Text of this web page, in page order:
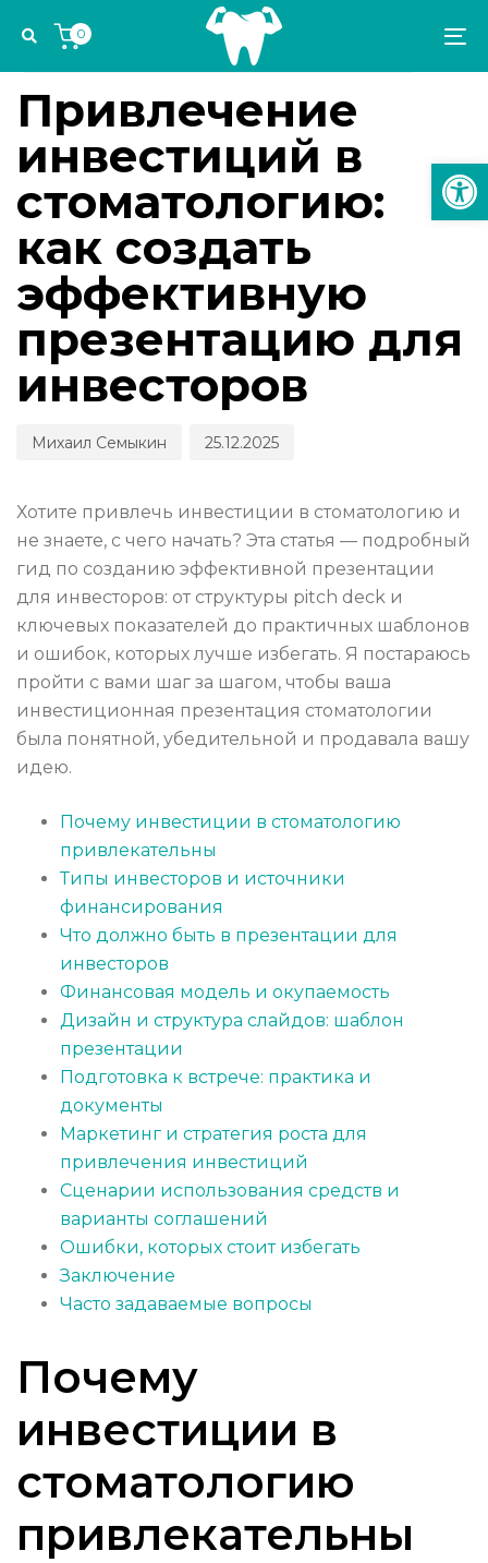
links
navigation
content
0
IN:
УПРАВЛЕНИЕ СТОМАТОЛОГИЧЕСКОЙ ПРАКТИКОЙ
Привлечение
инвестиций в
стоматологию:
как создать
эффективную
презентацию для
инвесторов
Михаил Семыкин
on:
25.12.2025
Хотите привлечь инвестиции в стоматологию и
не знаете, с чего начать? Эта статья — подробный
гид по созданию эффективной презентации
для инвесторов: от структуры pitch deck и
ключевых показателей до практичных шаблонов
и ошибок, которых лучше избегать. Я постараюсь
пройти с вами шаг за шагом, чтобы ваша
инвестиционная презентация стоматологии
была понятной, убедительной и продавала вашу
идею.
Почему инвестиции в стоматологию
привлекательны
Типы инвесторов и источники
финансирования
Что должно быть в презентации для
инвесторов
Финансовая модель и окупаемость
Дизайн и структура слайдов: шаблон
презентации
Подготовка к встрече: практика и
документы
Маркетинг и стратегия роста для
привлечения инвестиций
Сценарии использования средств и
варианты соглашений
Ошибки, которых стоит избегать
Заключение
Часто задаваемые вопросы
Почему
инвестиции в
стоматологию
привлекательны